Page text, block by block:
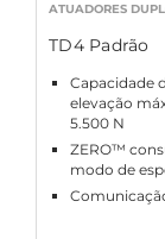
ATUADORES
TD4 Padrão
Capacidade
elevação
5.500 N
ZERO™
modo de